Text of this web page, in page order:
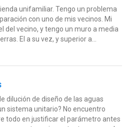
unifamiliar. Tengo un problema
con uno de mis vecinos. Mi
del vecino, y tengo un muro a media
El a su vez, y superior a...
dilución de diseño de las aguas
sistema unitario? No encuentro
todo en justificar el parámetro antes